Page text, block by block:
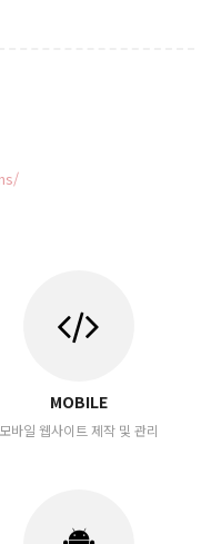
MOBILE
모바일 웹사이트 제작 및 관리